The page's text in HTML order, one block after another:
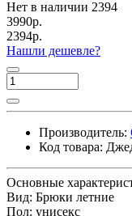
Нет в наличии 2394
3990р.
2394р.
Нашли дешевле?
Производитель:
Код товара:
Основные
Вид: Брюки летние
Пол: унисекс